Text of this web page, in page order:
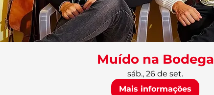
Muído na Bodega
sáb., 26 de set.
Mais informações